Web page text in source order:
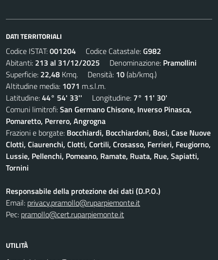
DATI TERRITORIALI
Codice ISTAT:001204 Codice Catastale:G982
Abitanti: 213 al 31/12/2025 Denominazione: Pramollini
Superficie: 22,48 Kmq. Densità: 10(ab/kmq.)
Altitudine media: 1071 m.s.l.m.
Latitudine:44° 54' 33'' Longitudine: 7° 11' 30'
Comuni limitrofi:San Germano Chisone, Inverso Pinasca,
Pomaretto, Perrero, Angrogna
Frazioni e borgate: Bocchiardi, Bocchiardoni, Bosi, Case Nuove
Clotti, Ciaurenchi, Clotti, Cortili, Crosasso, Ferrieri, Feugiorno,
Lussie, Pellenchi, Pomeano, Ramate, Ruata, Rue, Sapiatti,
Tornini
Responsabile della protezione dei dati (D.P.O.)
Email: privacy.pramollo@ruparpiemonte.it
Pec: pramollo@cert.ruparpiemonte.it
UTILITÀ